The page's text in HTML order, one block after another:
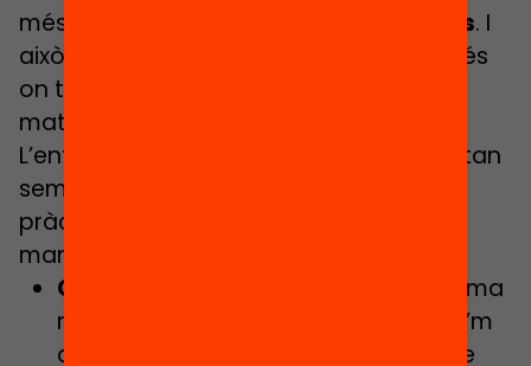
més clara és la
resolució de problemes. I
això és meravellós, ja que normalment és
on trobem més dificultats treballant les
matemàtiques a l’aula!
L’entesa i la resolució d’un problema estan
sempre totalment lligades, però en la
pràctica d’un joc això es dóna d’una
manera molt més natural. Vegem-ho:
Comprensió:
per resoldre un problema
necessito entendre què és el que se’m
demana, per jugar a un joc n’haig de